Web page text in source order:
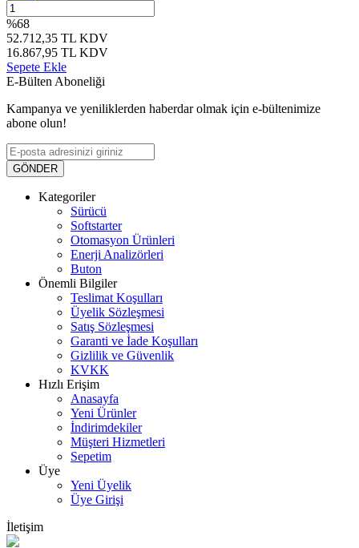
%68
52.712,35 TL KDV
16.867,95 TL KDV
Sepete Ekle
E-Bülten Aboneliği
Kampanya ve yeniliklerden haberdar olmak için e-bültenimize
abone olun!
GÖNDER
Kategoriler
Sürücü
Softstarter
Otomasyon Ürünleri
Enerji Analizörleri
Buton
Önemli Bilgiler
Teslimat Koşulları
Üyelik Sözleşmesi
Satış Sözleşmesi
Garanti ve İade Koşulları
Gizlilik ve Güvenlik
KVKK
Hızlı Erişim
Anasayfa
Yeni Ürünler
İndirimdekiler
Müşteri Hizmetleri
Sepetim
Üye
Yeni Üyelik
Üye Girişi
İletişim